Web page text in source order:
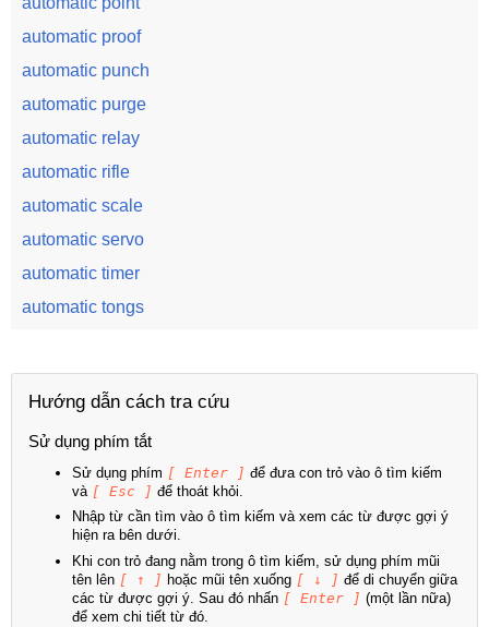
automatic proof
automatic punch
automatic purge
automatic relay
automatic rifle
automatic scale
automatic servo
automatic timer
automatic tongs
Hướng dẫn cách tra cứu
Sử dụng phím tắt
Sử dụng phím [ Enter ] để đưa con trỏ vào ô tìm kiếm
và [ Esc ] để thoát khỏi.
Nhập từ cần tìm vào ô tìm kiếm và xem các từ được gợi ý
hiện ra bên dưới.
Khi con trỏ đang nằm trong ô tìm kiếm, sử dụng phím mũi
tên lên [ ↑ ] hoặc mũi tên xuống [ ↓ ] để di chuyển giữa
các từ được gợi ý. Sau đó nhấn [ Enter ] (một lần nữa)
để xem chi tiết từ đó.